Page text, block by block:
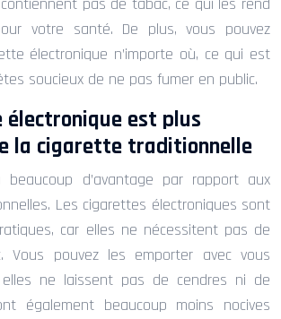
votre santé. De plus, vous pouvez
électronique n’importe où, ce qui est
soucieux de ne pas fumer en public.
est plus
la cigarette traditionnelle
beaucoup d’avantage par rapport aux
Les cigarettes électroniques sont
car elles ne nécessitent pas de
pouvez les emporter avec vous
ne laissent pas de cendres ni de
également beaucoup moins nocives